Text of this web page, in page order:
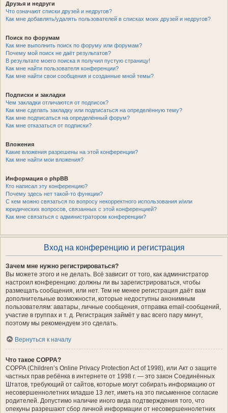
Друзья и недруги
Что означают списки друзей и недругов?
Как мне добавлять/удалять пользователей в списках моих друзей и недругов?
Поиск по форумам
Как мне выполнить поиск по форуму или форумам?
Почему мой поиск не даёт результатов?
В результате моего поиска я получил пустую страницу!
Как мне найти пользователя конференции?
Как мне найти свои сообщения и созданные мной темы?
Подписки и закладки
Чем закладки отличаются от подписок?
Как мне сделать закладку или подписаться на определённую тему?
Как мне подписаться на определённый форум?
Как мне отказаться от подписки?
Вложения
Какие вложения разрешены на этой конференции?
Как мне найти мои вложения?
Информация о phpBB
Кто написал эту конференцию?
Почему здесь нет такой-то функции?
С кем можно связаться по вопросу некорректного использования и/или
юридических вопросов, связанных с этой конференцией?
Как мне связаться с администратором конференции?
Вход на конференцию и регистрация
Зачем мне нужно регистрироваться?
Вы можете этого и не делать. Всё зависит от того, как администратор
настроил конференцию: должны ли вы зарегистрироваться, чтобы
размещать сообщения, или нет. Тем не менее регистрация даёт вам
дополнительные возможности, которые недоступны анонимным
пользователям: аватары, личные сообщения, отправка email-сообщений,
участие в группах и т. д. Регистрация займёт у вас всего пару минут,
поэтому мы рекомендуем это сделать.
Вернуться к началу
Что такое COPPA?
COPPA (Children’s Online Privacy Protection Act of 1998), или Акт о защите
частных прав ребёнка в интернете от 1998 г. — это закон Соединённых
Штатов, требующий от сайтов, которые могут собирать информацию от
несовершеннолетних младше 13 лет, иметь на это письменное согласие
родителей. Допустимо наличие иного вида подтверждения того, что
опекуны разрешают сбор личной информации от несовершеннолетних